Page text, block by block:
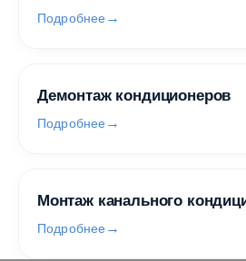
Подробнее
Демонтаж кондиционеров
Подробнее
Монтаж канального
Подробнее